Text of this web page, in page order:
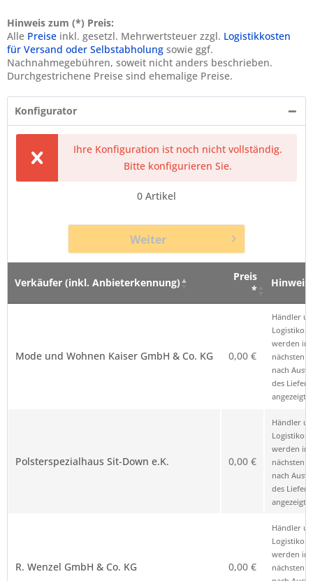
Hinweis zum (*) Preis:
Alle Preise inkl. gesetzl. Mehrwertsteuer zzgl. Logistikkosten
für Versand oder Selbstabholung sowie ggf.
Nachnahmegebühren, soweit nicht anders beschrieben.
Durchgestrichene Preise sind ehemalige Preise.
Konfigurator
Ihre Konfiguration ist noch nicht vollständig.
Bitte konfigurieren Sie.
0 Artikel
Weiter
Verkäufer (inkl. Anbieterkennung)
Preis
*
Hinweis
Mode und Wohnen Kaiser GmbH & Co. KG 0,00 €
Händler
werden im
nächsten
nach
des
angezeigt.
Polsterspezialhaus Sit-Down e.K. 0,00 €
Händler
werden im
nächsten
nach
des
angezeigt.
R. Wenzel GmbH & Co. KG 0,00 €
Händler
werden im
nächsten